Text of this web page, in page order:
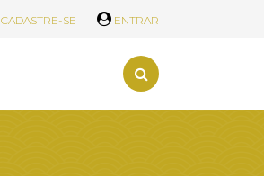
CADASTRE-SE ENTRAR